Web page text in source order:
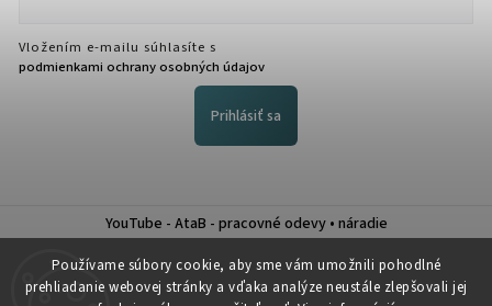
Používame súbory cookie, aby sme vám umožnili pohodlné
prehliadanie webovej stránky a vďaka analýze neustále zlepšovali jej
Vložením e-mailu súhlasíte s
podmienkami ochrany osobných údajov
Prihlásiť sa
YouTube - AtaB - pracovné odevy • náradie
Nákup na splátky QUATRO